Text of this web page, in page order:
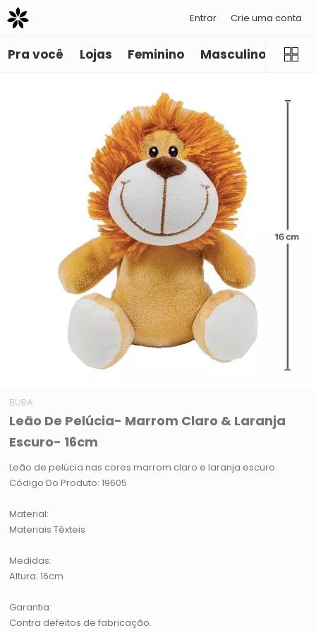
Entrar Crie uma conta
Pra você Lojas Feminino Masculino
BUBA
Leão De Pelúcia- Marrom Claro & Laranja
Escuro- 16cm
Leão de pelúcia nas cores marrom claro e laranja escuro.
Código Do Produto: 19605
Material:
Materiais Têxteis
Medidas:
Altura: 16cm
Garantia:
Contra defeitos de fabricação.